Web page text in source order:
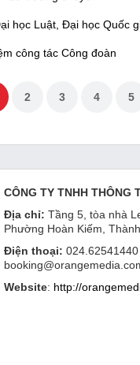
học Luật, Đại học Quốc
công tác Công đoàn
2 3 4 5
CÔNG TY TNHH THÔNG
Địa chỉ: Tầng 5, tòa nhà
Phường Hoàn Kiếm,
Điện thoại: 024.62541440
Website: http://